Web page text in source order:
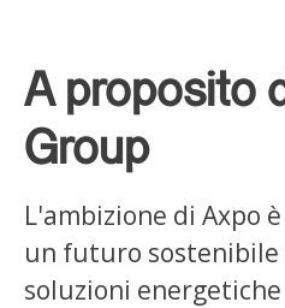
A proposito
Group
L'ambizione di Axpo
un futuro
soluzioni